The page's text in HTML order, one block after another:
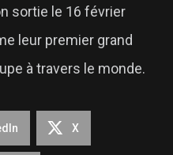
sortie le 16 février
leur premier grand
à travers le monde.
X